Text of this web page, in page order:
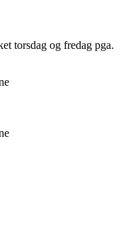
torsdag og fredag pga.